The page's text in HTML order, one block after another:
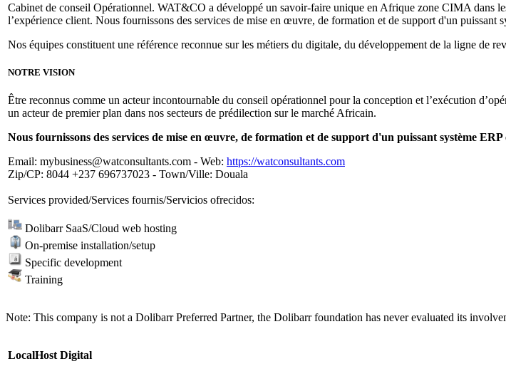
Cabinet de conseil Opérationnel. WAT&CO a développé un savoir-faire unique en Afrique zone CIMA dans
l’expérience client. Nous fournissons des services de mise en œuvre, de formation et de support d'un puissant
Nos équipes constituent une référence reconnue sur les métiers du digitale, du développement de la ligne de
NOTRE VISION
Être reconnus comme un acteur incontournable du conseil opérationnel pour la conception et l’exécution
un acteur de premier plan dans nos secteurs de prédilection sur le marché Africain.
Nous fournissons des services de mise en œuvre, de formation et de support d'un puissant système
Email: mybusiness@watconsultants.com - Web: https://watconsultants.com
Zip/CP: 8044 +237 696737023 - Town/Ville: Douala
Services provided/Services fournis/Servicios ofrecidos:
Dolibarr SaaS/Cloud web hosting
On-premise installation/setup
Specific development
Training
Note: This company is not a Dolibarr Preferred Partner, the Dolibarr foundation has never evaluated its
LocalHost Digital